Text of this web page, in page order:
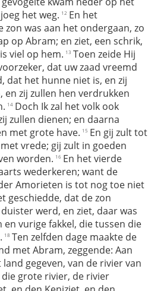
het weg. 12 En het
zon was aan het ondergaan, zo
op Abram; en ziet, een schrik,
viel op hem. 13 Toen zeide Hij
dat uw zaad vreemd
dat het hunne niet is, en zij
en zij zullen hen verdrukken
14 Doch Ik zal het volk ook
zullen dienen; en daarna
met grote have. 15 En gij zult tot
vrede; gij zult in goeden
worden. 16 En het vierde
wederkeren; want de
Amorieten is tot nog toe niet
geschiedde, dat de zon
werd, en ziet, daar was
en vurige fakkel, die tussen die
18 Ten zelfden dage maakte de
met Abram, zeggende: Aan
land gegeven, van de rivier van
grote rivier, de rivier